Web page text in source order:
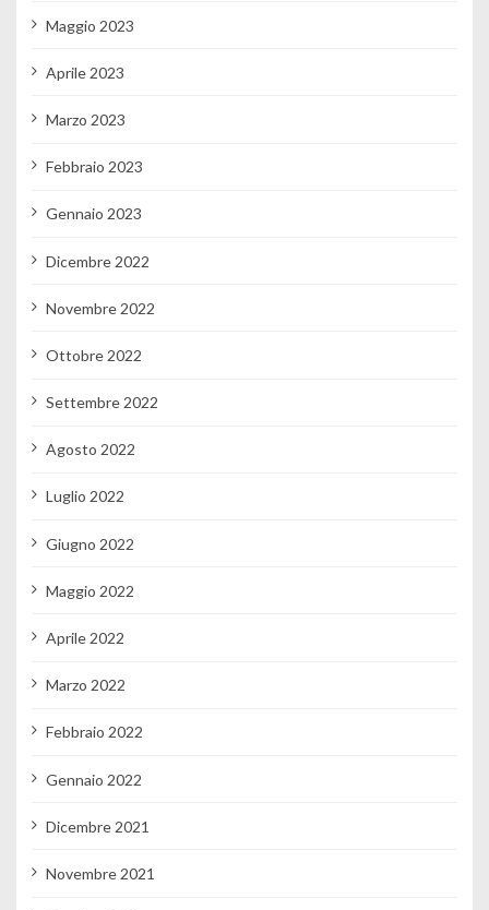
Maggio 2023
Aprile 2023
Marzo 2023
Febbraio 2023
Gennaio 2023
Dicembre 2022
Novembre 2022
Ottobre 2022
Settembre 2022
Agosto 2022
Luglio 2022
Giugno 2022
Maggio 2022
Aprile 2022
Marzo 2022
Febbraio 2022
Gennaio 2022
Dicembre 2021
Novembre 2021